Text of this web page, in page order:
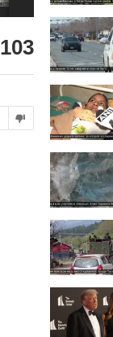
ნახვა
103